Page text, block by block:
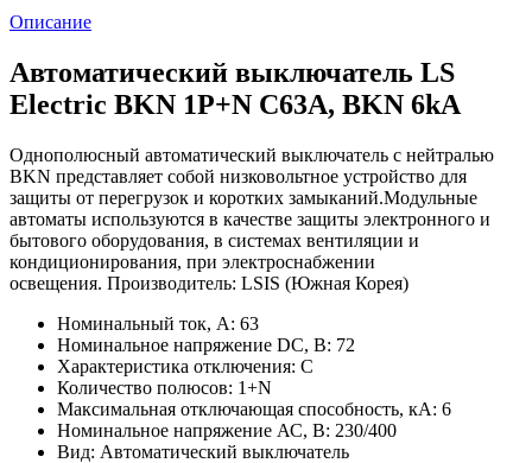
Описание
Автоматический выключатель LS
Electric BKN 1P+N C63A, BKN 6kA
Однополюсный автоматический выключатель с нейтралью
BKN представляет собой низковольтное устройство для
защиты от перегрузок и коротких замыканий.Модульные
автоматы используются в качестве защиты электронного и
бытового оборудования, в системах вентиляции и
кондиционирования, при электроснабжении
освещения. Производитель: LSIS (Южная Корея)
Номинальный ток, А: 63
Номинальное напряжение DC, В: 72
Характеристика отключения: C
Количество полюсов: 1+N
Максимальная отключающая способность, кА: 6
Номинальное напряжение АС, В: 230/400
Вид: Автоматический выключатель